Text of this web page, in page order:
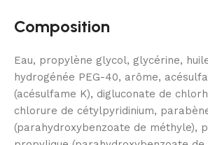
Composition
Eau, propylène glycol, glycérine,
hydrogénée PEG-40, arôme,
(acésulfame K), digluconate de
chlorure de cétylpyridinium,
(parahydroxybenzoate de méthyle),